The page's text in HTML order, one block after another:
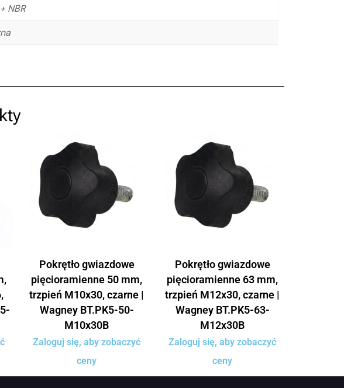
NBR
Pokrętło gwiazdowe
pięcioramienne 50 mm,
trzpień M10x30, czarne |
Wagney BT.PK5-50-
M10x30B
Zaloguj się, aby zobaczyć
ceny
Pokrętło gwiazdowe
pięcioramienne 63 mm,
trzpień M12x30, czarne |
Wagney BT.PK5-63-
M12x30B
Zaloguj się, aby zobaczyć
ceny